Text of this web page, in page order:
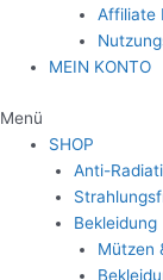
Affiliate
MEIN KONTO
Menü
SHOP
Anti-
Bekleidung
Mützen